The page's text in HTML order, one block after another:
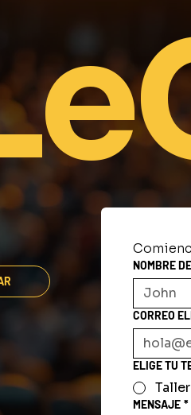
NOMBRE
CORREO
ELIGE TU
Taller
MENSAJE *